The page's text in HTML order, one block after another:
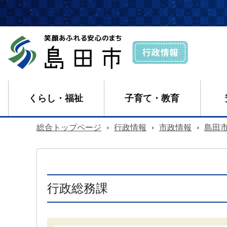
くらし・福祉 子育て・教育
総合トップページ › 行政情報 › 市政情報 › 島田
行政総務課